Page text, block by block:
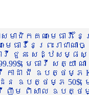
ជិកគណៈមេធាវី
ៈមេធាវីនៃព្រះរា
េធាវី ជួន សេដ្ឋស
មេធាវី សត្យា ណ
កាដា ជី ឧបត្ថម្ភ
ែន ឧបត្ថម្ភ 50$,
ាវី ញឹម ពិសាល ឧបត្ថ